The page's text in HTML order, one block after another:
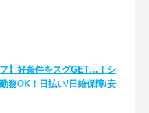
フ】好条件をスグGET…！シ
務OK！日払い/日給保障/安